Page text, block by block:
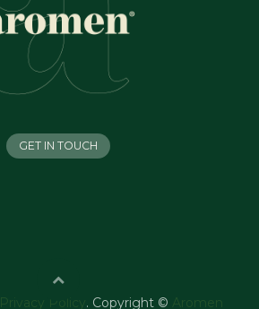
GET IN TOUCH
Privacy Policy . Copyright © Aromen